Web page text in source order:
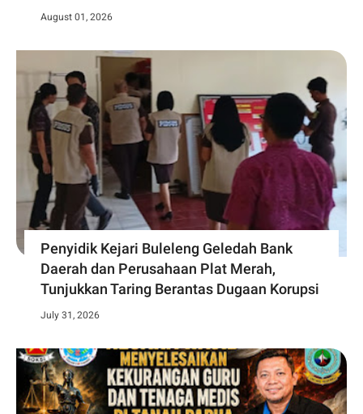
August 01, 2026
Penyidik Kejari Buleleng Geledah Bank
Daerah dan Perusahaan Plat Merah,
Tunjukkan Taring Berantas Dugaan Korupsi
July 31, 2026